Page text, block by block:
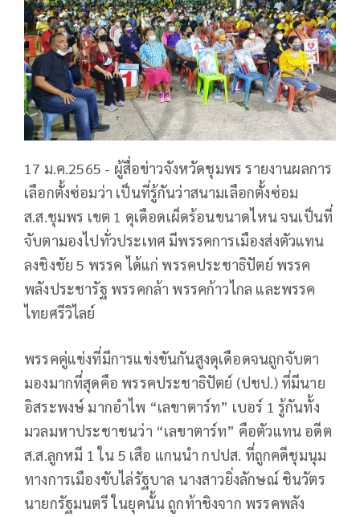
17 ม.ค.2565 - ผู้สื่อข่าวจังหวัดชุมพร รายงานผลการ
เลือกตั้งซ่อมว่า เป็นที่รู้กันว่าสนามเลือกตั้งซ่อม
ส.ส.ชุมพร เขต 1 ดุเดือดเผ็ดร้อนขนาดไหน จนเป็นที่
จับตามองไปทั่วประเทศ มีพรรคการเมืองส่งตัวแทน
ลงชิงชัย 5 พรรค ได้แก่ พรรคประชาธิปัตย์ พรรค
พลังประชารัฐ พรรคกล้า พรรคก้าวไกล และพรรค
ไทยศรีวิไลย์
พรรคคู่แข่งที่มีการแข่งขันกันสูงดุเดือดจนถูกจับตา
มองมากที่สุดคือ พรรคประชาธิปัตย์ (ปชป.) ที่มีนาย
อิสระพงษ์ มากอำไพ “เลขาตาร์ท” เบอร์ 1 รู้กันทั้ง
มวลมหาประชาชนว่า “เลขาตาร์ท” คือตัวแทน อดีต
ส.ส.ลูกหมี 1 ใน 5 เสือ แกนนำ กปปส. ที่ถูกคดีชุมนุม
ทางการเมืองขับไล่รัฐบาล นางสาวยิ่งลักษณ์ ชินวัตร
นายกรัฐมนตรี ในยุคนั้น ถูกท้าชิงจาก พรรคพลัง